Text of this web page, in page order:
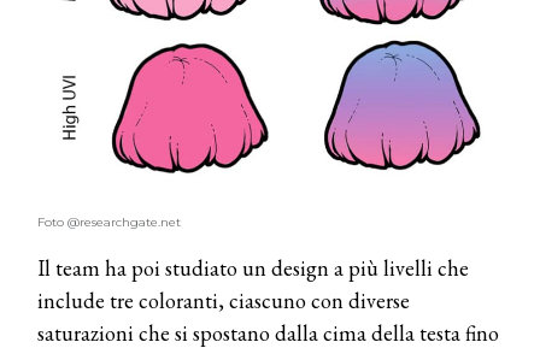
Foto @researchgate.net
Il team ha poi studiato un design a più livelli che
include tre coloranti, ciascuno con diverse
saturazioni che si spostano dalla cima della testa fino
Cosmprof Worldwide Bologna
presenta THE BEAUTY &
WELLNESS CONGRESS 2022: I
TEMI
DYSON
Dyson presenta la nuova collezione
COTRIL
Continua la carrellata di look firmati
Cotril alla Festa del Cinema di Roma